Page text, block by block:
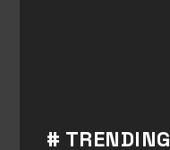
# TRENDING